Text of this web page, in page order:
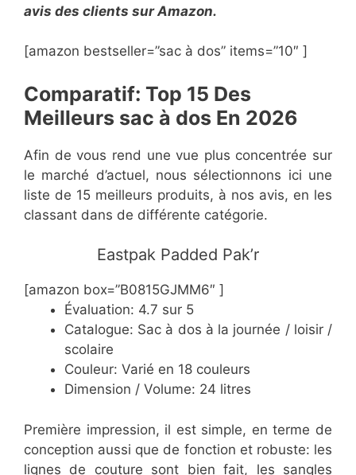
avis des clients sur Amazon.
[amazon bestseller=”sac à dos” items=”10″ ]
Comparatif: Top 15 Des
Meilleurs sac à dos En ​2026
Afin de vous rend une vue plus concentrée sur
le marché d’actuel, nous sélectionnons ici une
liste de 15 meilleurs produits, à nos avis, en les
classant dans de différente catégorie.
​Eastpak Padded Pak’r
[amazon box=”B0815GJMM6″ ]
Évaluation: 4.7 sur 5
Catalogue: Sac à dos à la journée / loisir /
scolaire
Couleur: Varié en 18 couleurs
Dimension / Volume: 24 litres
Première impression, il est simple, en terme de
conception aussi que de fonction et robuste: les
lignes de couture sont bien fait, les sangles